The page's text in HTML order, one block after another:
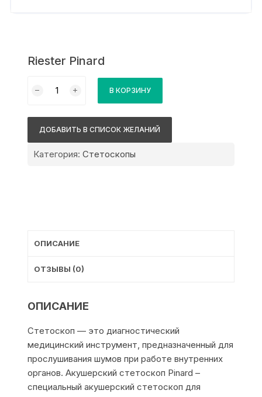
Riester Pinard
товара
В КОРЗИНУ
ДОБАВИТЬ В СПИСОК ЖЕЛАНИЙ
Категория:Стетоскопы
ОПИСАНИЕ
ОТЗЫВЫ (0)
ОПИСАНИЕ
Стетоскоп — это диагностический
медицинский инструмент, предназначенный для
прослушивания шумов при работе внутренних
органов. Акушерский стетоскоп Pinard –
cпециальный акушерский стетоскоп для